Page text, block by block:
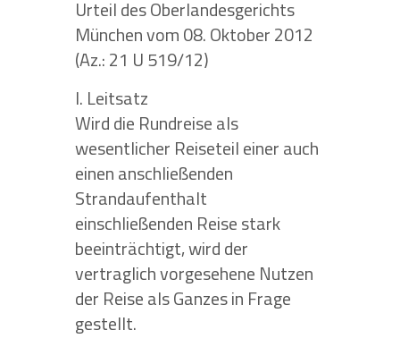
Urteil des Oberlandesgerichts
München vom 08. Oktober 2012
(Az.: 21 U 519/12)
I. Leitsatz
Wird die Rundreise als
wesentlicher Reiseteil einer auch
einen anschließenden
Strandaufenthalt
einschließenden Reise stark
beeinträchtigt, wird der
vertraglich vorgesehene Nutzen
der Reise als Ganzes in Frage
gestellt.